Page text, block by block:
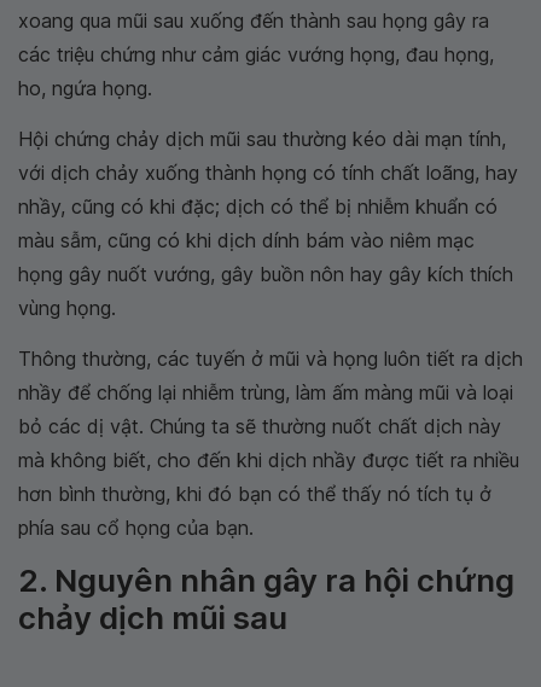
xoang qua mũi sau xuống đến thành sau họng gây ra
các triệu chứng như cảm giác vướng họng, đau họng,
ho, ngứa họng.
Hội chứng chảy dịch mũi sau thường kéo dài mạn tính,
với dịch chảy xuống thành họng có tính chất loãng, hay
nhầy, cũng có khi đặc; dịch có thể bị nhiễm khuẩn có
màu sẫm, cũng có khi dịch dính bám vào niêm mạc
họng gây nuốt vướng, gây buồn nôn hay gây kích thích
vùng họng.
Thông thường, các tuyến ở mũi và họng luôn tiết ra dịch
nhầy để chống lại nhiễm trùng, làm ấm màng mũi và loại
bỏ các dị vật. Chúng ta sẽ thường nuốt chất dịch này
mà không biết, cho đến khi dịch nhầy được tiết ra nhiều
hơn bình thường, khi đó bạn có thể thấy nó tích tụ ở
phía sau cổ họng của bạn.
2. Nguyên nhân gây ra hội chứng
chảy dịch mũi sau